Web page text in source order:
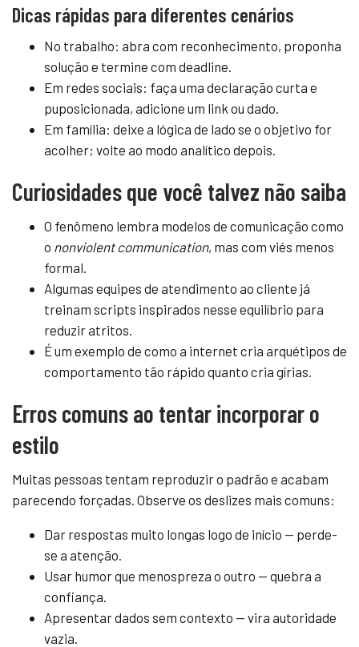
Dicas rápidas para diferentes cenários
No trabalho: abra com reconhecimento, proponha
solução e termine com deadline.
Em redes sociais: faça uma declaração curta e
puposicionada, adicione um link ou dado.
Em família: deixe a lógica de lado se o objetivo for
acolher; volte ao modo analítico depois.
Curiosidades que você talvez não saiba
O fenômeno lembra modelos de comunicação como
o nonviolent communication, mas com viés menos
formal.
Algumas equipes de atendimento ao cliente já
treinam scripts inspirados nesse equilíbrio para
reduzir atritos.
É um exemplo de como a internet cria arquétipos de
comportamento tão rápido quanto cria gírias.
Erros comuns ao tentar incorporar o
estilo
Muitas pessoas tentam reproduzir o padrão e acabam
parecendo forçadas. Observe os deslizes mais comuns:
Dar respostas muito longas logo de início — perde-
se a atenção.
Usar humor que menospreza o outro — quebra a
confiança.
Apresentar dados sem contexto — vira autoridade
vazia.